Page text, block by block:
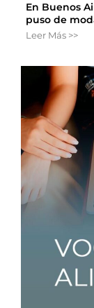
En Buenos
puso de
Leer Más >>